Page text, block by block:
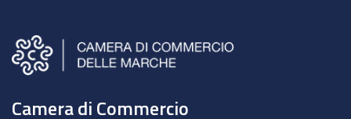
Camera di Commercio